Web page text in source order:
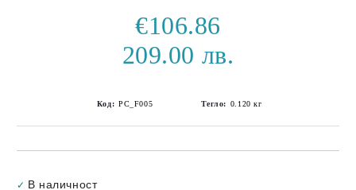
€106.86
209.00 лв.
Код: PC_F005 Тегло: 0.120 кг
✓ В наличност